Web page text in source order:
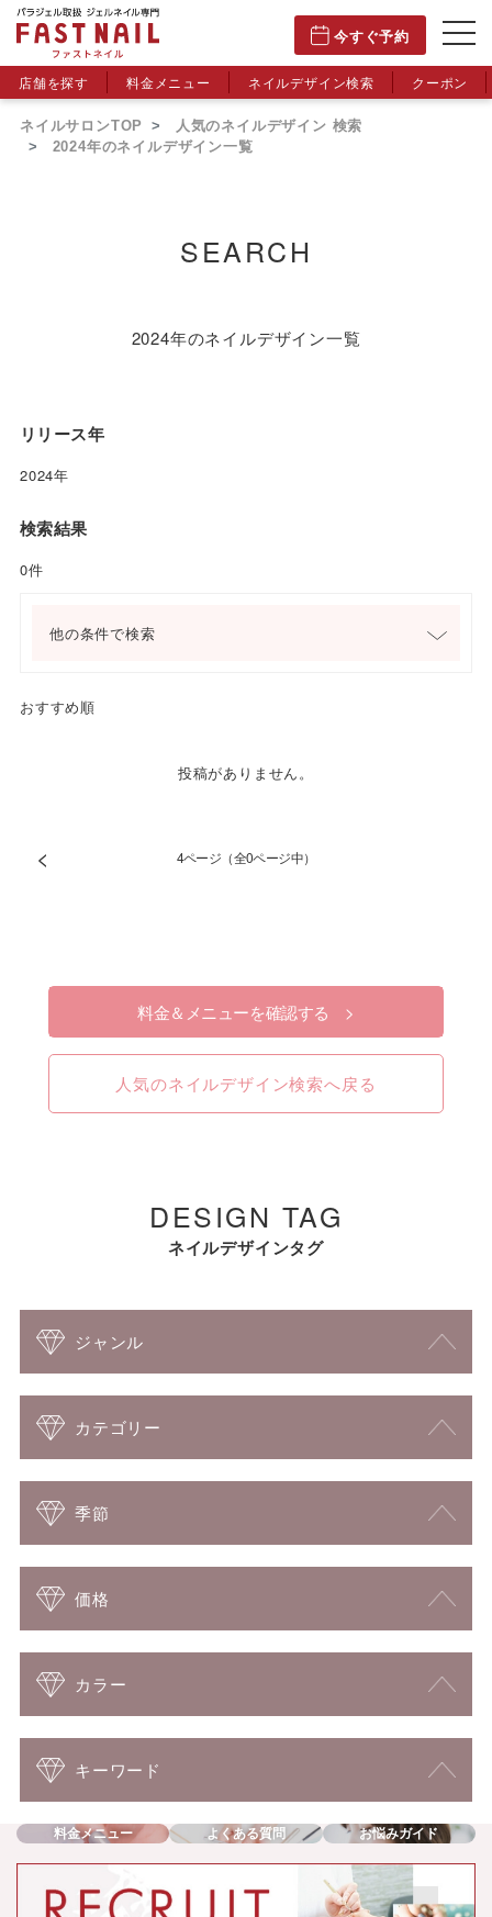
今すぐ予約
店舗を探す 料金メニュー ネイルデザイン検索 クーポン
ネイルサロンTOP
人気のネイルデザイン 検索
2024年のネイルデザイン一覧
SEARCH
2024年のネイルデザイン一覧
リリース年
2024年
検索結果
0件
他の条件で検索
おすすめ順
投稿がありません。
< 4ページ（全0ページ中）
料金＆メニューを確認する >
人気のネイルデザイン検索へ戻る
DESIGN TAG
ネイルデザインタグ
ジャンル
カテゴリー
季節
価格
カラー
キーワード
料金メニュー よくある質問 お悩みガイド